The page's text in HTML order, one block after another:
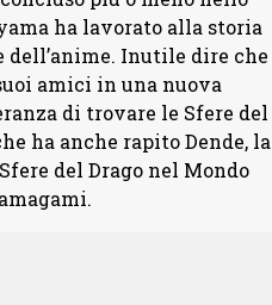
ha lavorato alla storia
Inutile dire che
amici in una nuova
di trovare le Sfere del
ha anche rapito Dende, la
del Drago nel Mondo